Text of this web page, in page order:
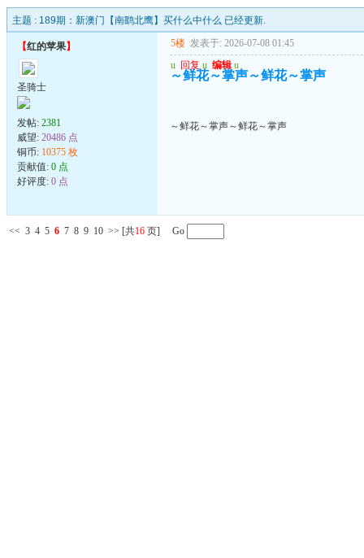
主题 : 189期：新澳门【南鹞北鹰】买什么中什么 已经更新.
【红的苹果】
圣骑士
发帖: 2381
威望: 20486 点
铜币: 10375 枚
贡献值: 0 点
好评度: 0 点
5楼 发表于: 2026-07-08 01:45
u 回复 u 编辑 u
～鲜花～掌声～鲜花～掌声
～鲜花～掌声～鲜花～掌声
<< 3 4 5 6 7 8 9 10 >> [共16 页] Go